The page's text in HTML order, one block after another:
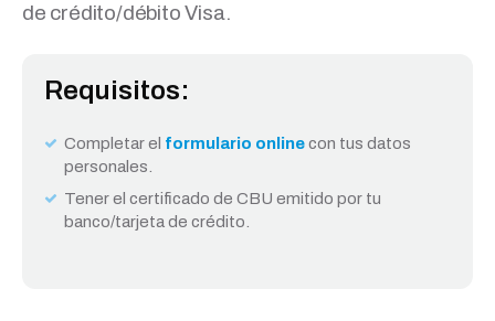
de crédito/débito Visa.
Requisitos:
Completar el formulario onlinecon tus datos
personales.
Tener el certificado de CBU emitido por tu
banco/tarjeta de crédito.